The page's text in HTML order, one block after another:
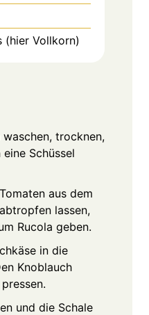
(hier Vollkorn)
trocknen,
Schüssel
aus dem
lassen,
Rucola geben.
in die
Knoblauch
und die Schale